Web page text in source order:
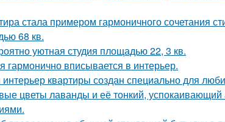
стала примером гармоничного сочетания
68 кв.
уютная студия площадью 22, 3 кв.
гармонично вписывается в интерьер.
квартиры создан специально для
цветы лаванды и её тонкий, успокаивающий